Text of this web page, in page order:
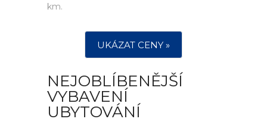
km.
UKÁZAT CENY »
NEJOBLÍBENĚJŠÍ
VYBAVENÍ
UBYTOVÁNÍ